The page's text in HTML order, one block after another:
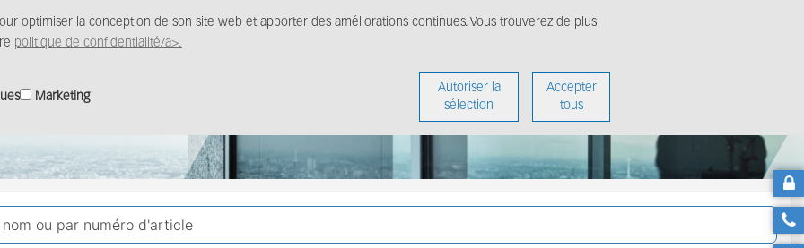
optimiser la conception de son site web et apporter des améliorations continues. Vous trouverez de plus
politique de confidentialité/a>.
Marketing
Autoriser la
sélection
Accepter
tous
Solutions Distribution